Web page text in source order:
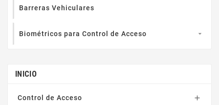
Barreras Vehiculares
Biométricos para Control de Acceso 
INICIO
Control de Acceso 